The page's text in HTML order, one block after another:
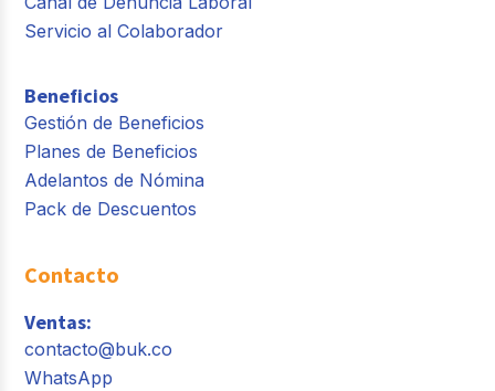
Servicio al Colaborador
Beneficios
Gestión de Beneficios
Planes de Beneficios
Adelantos de Nómina
Pack de Descuentos
Contacto
Ventas:
contacto@buk.co
WhatsApp